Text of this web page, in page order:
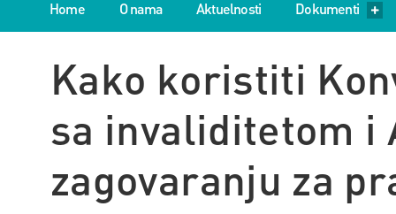
Home O nama Aktuelnosti Dokumenti
Kako koristiti
sa invaliditetom i
zagovaranju za